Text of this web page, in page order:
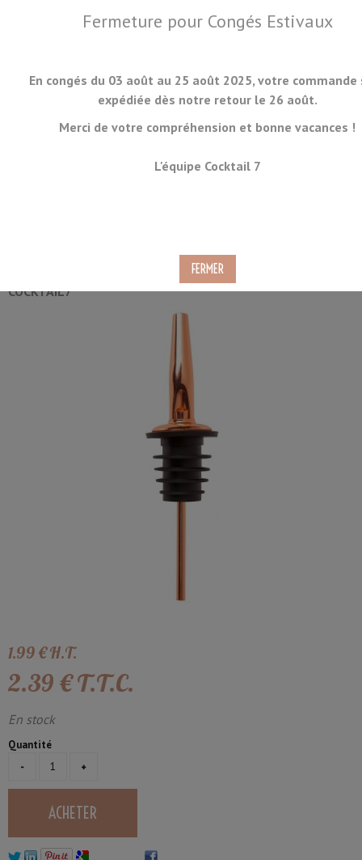
MENU
Fermeture pour Congés Estivaux
En congés du 03 août au 25 août 2025, votre commande
expédiée dès notre retour le 26 août.
Merci de votre compréhension et bonne vacances !
L'équipe Cocktail 7
COCKTAIL7
1.99€H.T.
2.39 €T.T.C.
En stock
Quantité